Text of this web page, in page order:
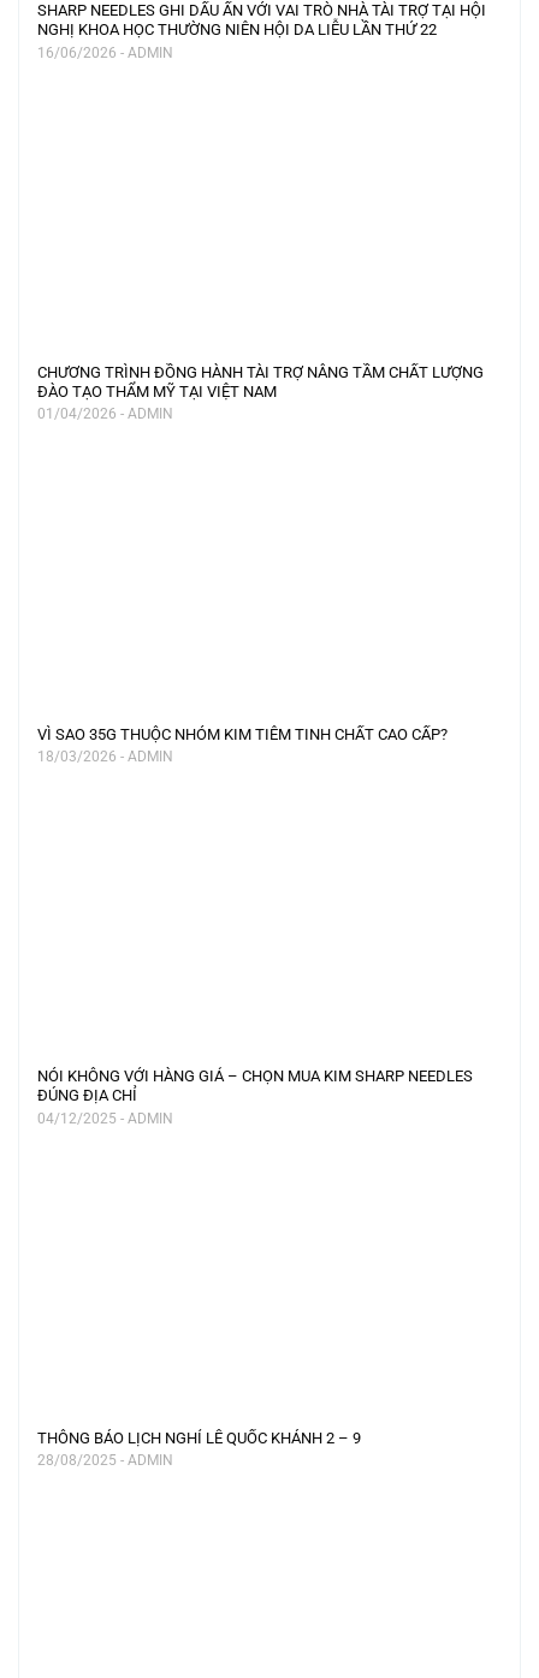
SHARP NEEDLES GHI DẤU ẤN VỚI VAI TRÒ NHÀ TÀI TRỢ TẠI HỘI
NGHỊ KHOA HỌC THƯỜNG NIÊN HỘI DA LIỄU LẦN THỨ 22
16/06/2026 - ADMIN
CHƯƠNG TRÌNH ĐỒNG HÀNH TÀI TRỢ NÂNG TẦM CHẤT LƯỢNG
ĐÀO TẠO THẨM MỸ TẠI VIỆT NAM
01/04/2026 - ADMIN
VÌ SAO 35G THUỘC NHÓM KIM TIÊM TINH CHẤT CAO CẤP?
18/03/2026 - ADMIN
NÓI KHÔNG VỚI HÀNG GIẢ – CHỌN MUA KIM SHARP NEEDLES
ĐÚNG ĐỊA CHỈ
04/12/2025 - ADMIN
THÔNG BÁO LỊCH NGHỈ LỄ QUỐC KHÁNH 2 – 9
28/08/2025 - ADMIN